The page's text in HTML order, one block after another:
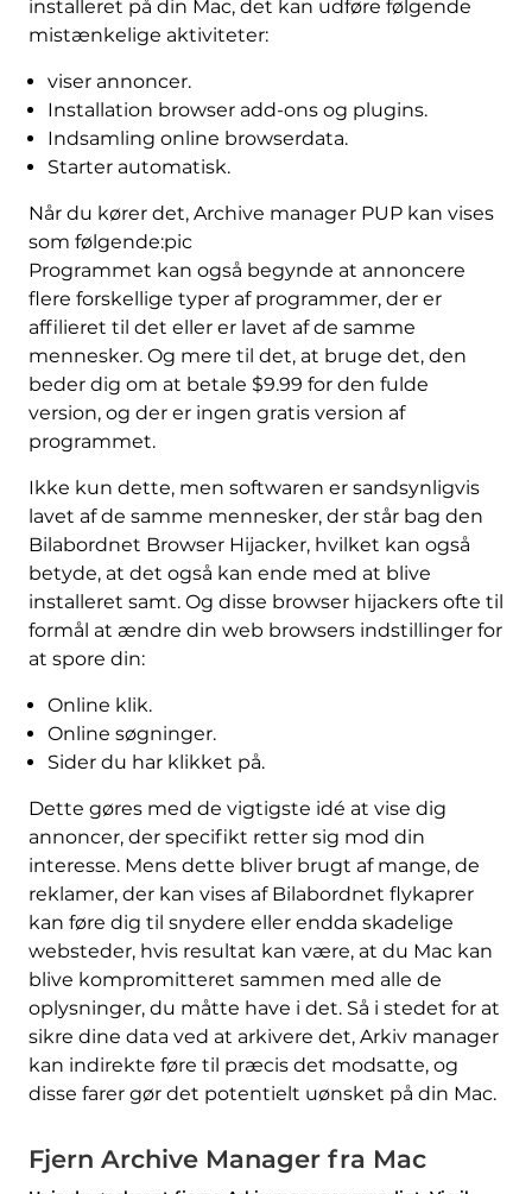
installeret på din Mac, det kan udføre følgende
mistænkelige aktiviteter:
viser annoncer.
Installation browser add-ons og plugins.
Indsamling online browserdata.
Starter automatisk.
Når du kører det, Archive manager PUP kan vises
som følgende:pic
Programmet kan også begynde at annoncere
flere forskellige typer af programmer, der er
affilieret til det eller er lavet af de samme
mennesker. Og mere til det, at bruge det, den
beder dig om at betale $9.99 for den fulde
version, og der er ingen gratis version af
programmet.
Ikke kun dette, men softwaren er sandsynligvis
lavet af de samme mennesker, der står bag den
Bilabordnet Browser Hijacker, hvilket kan også
betyde, at det også kan ende med at blive
installeret samt. Og disse browser hijackers ofte til
formål at ændre din web browsers indstillinger for
at spore din:
Online klik.
Online søgninger.
Sider du har klikket på.
Dette gøres med de vigtigste idé at vise dig
annoncer, der specifikt retter sig mod din
interesse. Mens dette bliver brugt af mange, de
reklamer, der kan vises af Bilabordnet flykaprer
kan føre dig til snydere eller endda skadelige
websteder, hvis resultat kan være, at du Mac kan
blive kompromitteret sammen med alle de
oplysninger, du måtte have i det. Så i stedet for at
sikre dine data ved at arkivere det, Arkiv manager
kan indirekte føre til præcis det modsatte, og
disse farer gør det potentielt uønsket på din Mac.
Fjern Archive Manager fra Mac
FJERN DET NU (MAC)
med SpyHunter til Mac